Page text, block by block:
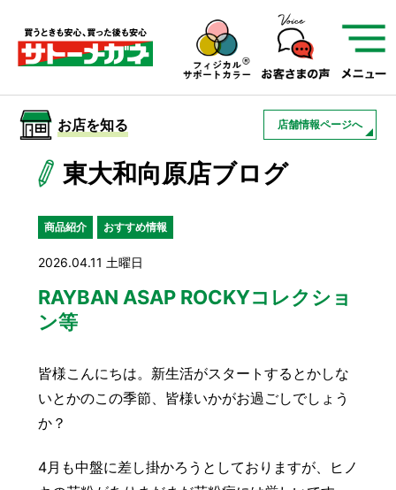
サトーメガネを知る
サトーメガネについて
01 サトーメガネの遠近
検査・フィッティング
03 アフターサービス
お店を知る
サービスを知る
レンズ交換 豆知識 レスキュー ご購入の流れ
お店を知る 店舗情報ページへ
東大和向原店ブログ
商品紹介 おすすめ情報
2026.04.11 土曜日
RAYBAN ASAP ROCKYコレクショ
ン等
皆様こんにちは。新生活がスタートするとかしな
いとかのこの季節、皆様いかがお過ごしでしょう
か？
4月も中盤に差し掛かろうとしておりますが、ヒノ